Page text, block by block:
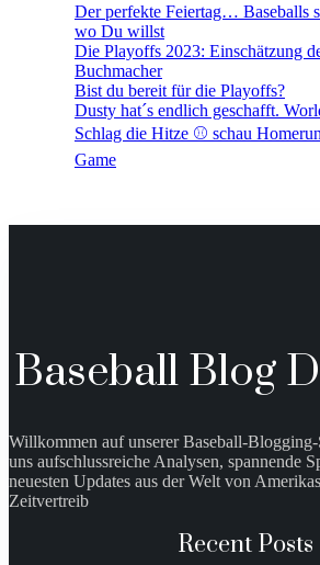
Der perfekte Feiertag… Baseballs
wo Du willst
Die Playoffs 2023: Einschätzung
Buchmacher
Bist du bereit für die Playoffs?
Dusty hat´s endlich geschafft.
Schlag die Hitze ⚾️ schau
Game
Baseball Blog
Willkommen auf unserer Baseball-
uns aufschlussreiche Analysen, spannende
neuesten Updates aus der Welt von
Zeitvertreib
Recent Posts